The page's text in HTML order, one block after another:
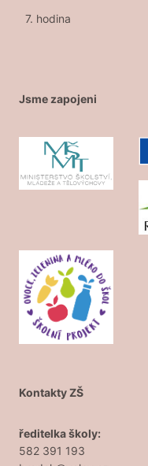
7. hodina
Jsme zapojeni
Kontakty ZŠ
ředitelka školy:
582 391 193